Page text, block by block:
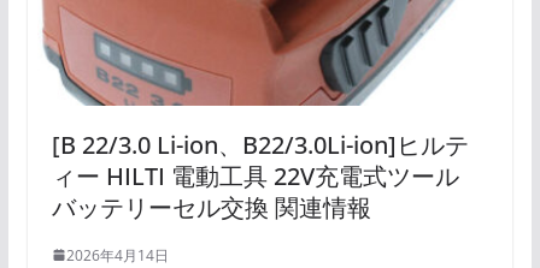
[B 22/3.0 Li-ion、B22/3.0Li-ion]ヒルテ
ィー HILTI 電動工具 22V充電式ツール
バッテリーセル交換 関連情報
2026年4月14日